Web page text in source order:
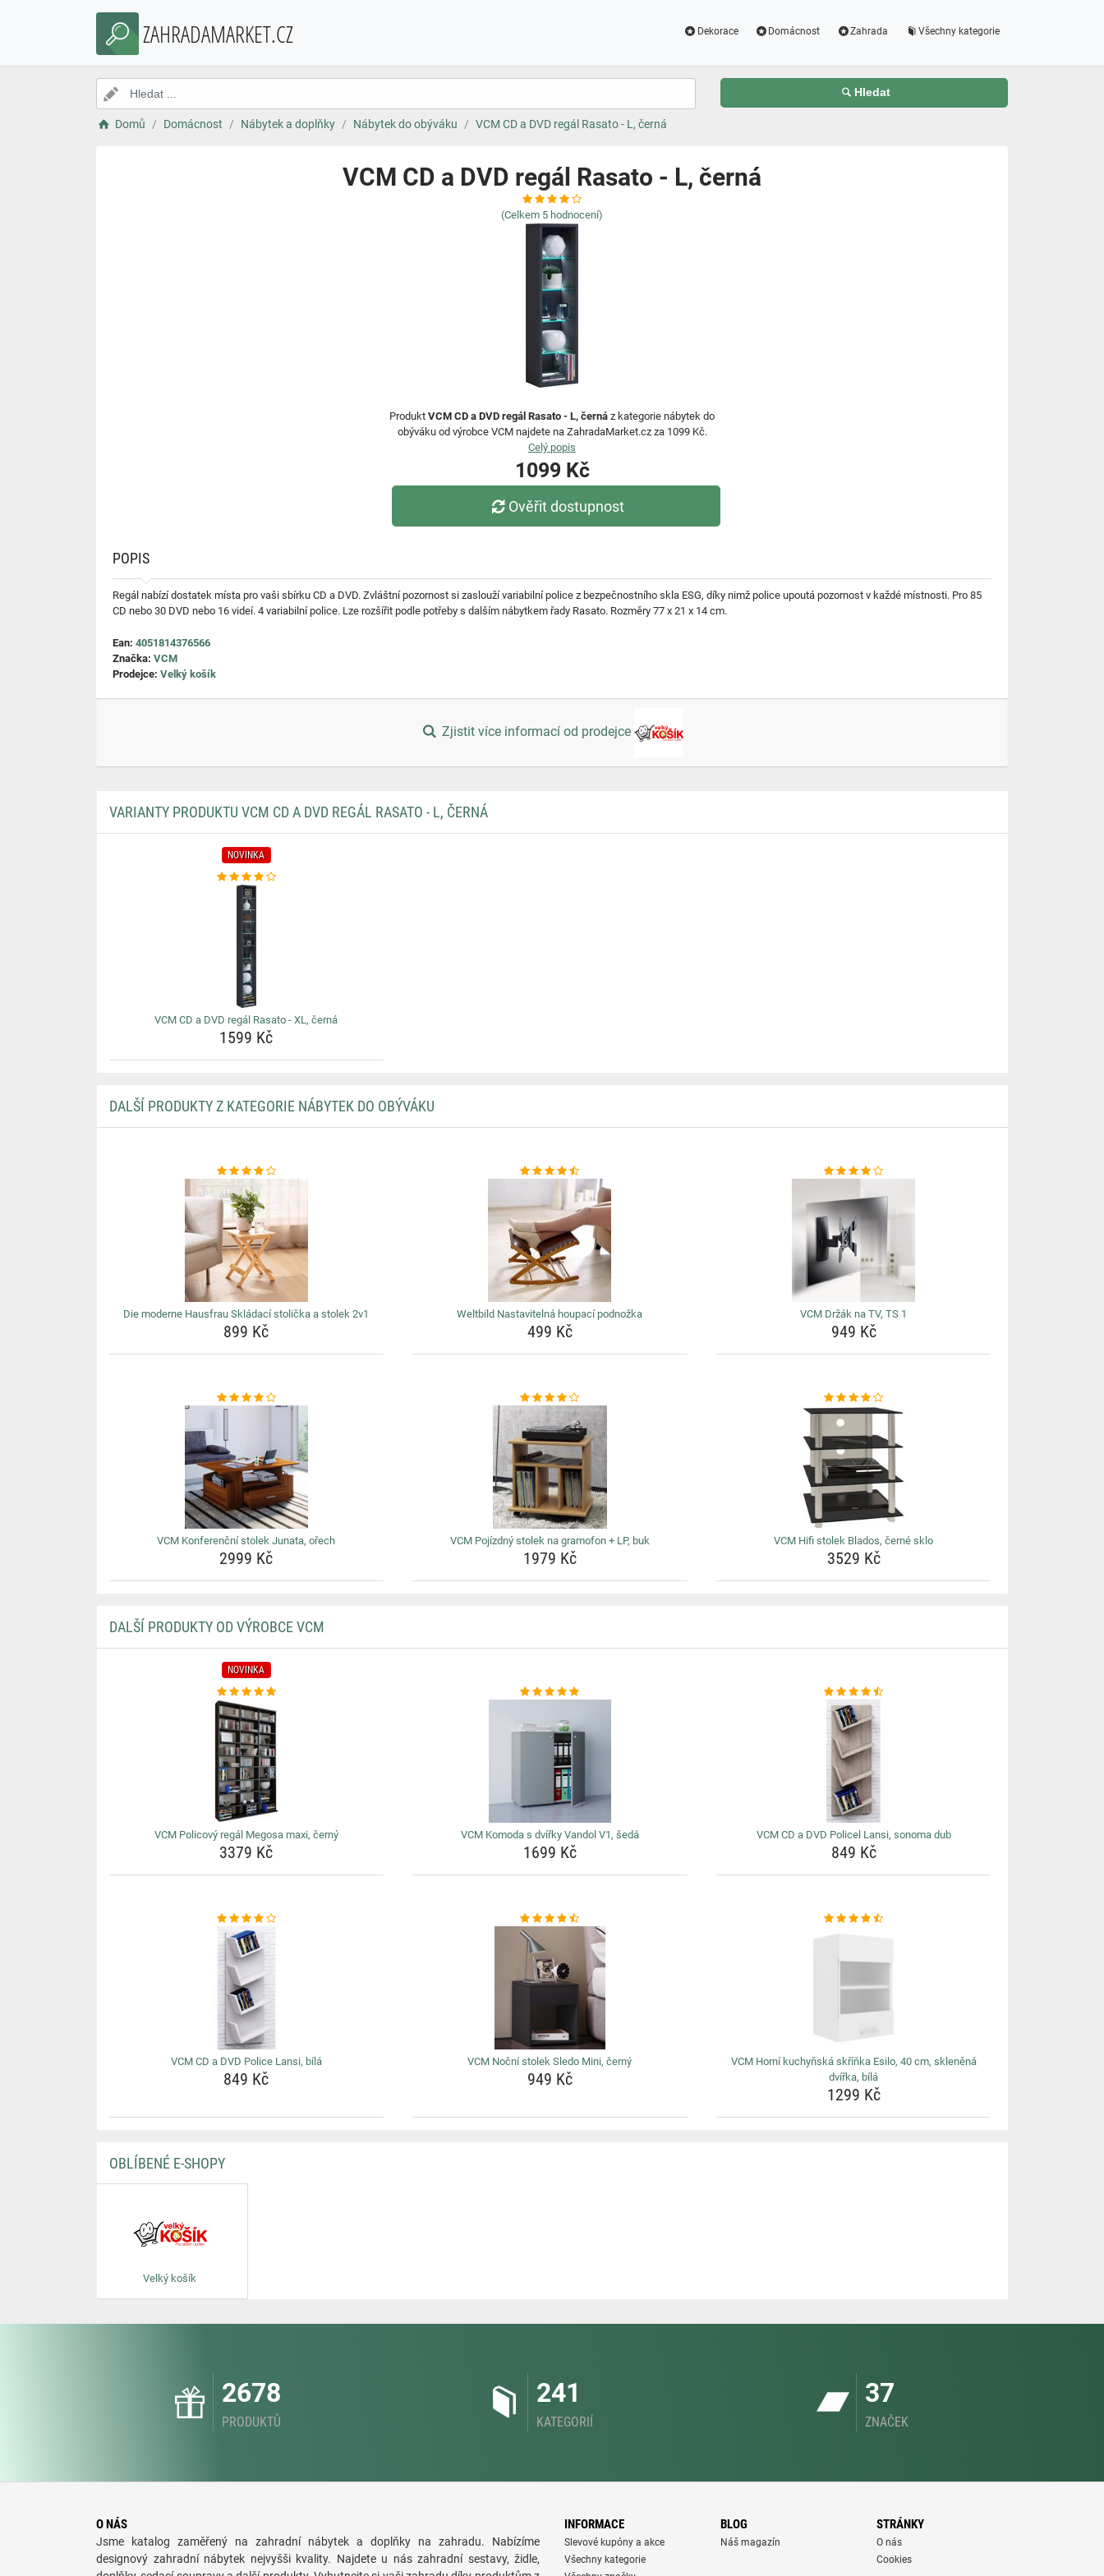
ZAHRADAMARKET.CZ Dekorace Domácnost Zahrada Všechny kategorie
Hledat
Domů Domácnost Nábytek a doplňky Nábytek do obýváku VCM CD a DVD regál Rasato - L, černá
VCM CD a DVD regál Rasato - L, černá
(Celkem 5 hodnocení)
Produkt VCM CD a DVD regál Rasato - L, černá z kategorie nábytek do
obýváku od výrobce VCM najdete na ZahradaMarket.cz za 1099 Kč.
Celý popis
1099 Kč
Ověřit dostupnost
POPIS
Regál nabízí dostatek místa pro vaši sbírku CD a DVD. Zvláštní pozornost si zaslouží variabilní police z bezpečnostního skla ESG, díky nimž police upoutá pozornost v každé místnosti. Pro 85
CD nebo 30 DVD nebo 16 videí. 4 variabilní police. Lze rozšířit podle potřeby s dalším nábytkem řady Rasato. Rozměry 77 x 21 x 14 cm.
Ean: 4051814376566
Značka: VCM
Prodejce: Velký košík
Zjistit více informací od prodejce
VARIANTY PRODUKTU VCM CD A DVD REGÁL RASATO - L, ČERNÁ
NOVINKA
VCM CD a DVD regál Rasato - XL, černá
1599 Kč
DALŠÍ PRODUKTY Z KATEGORIE NÁBYTEK DO OBÝVÁKU
Die moderne Hausfrau Skládací stolička a stolek 2v1
899 Kč
Weltbild Nastavitelná houpací podnožka
499 Kč
VCM Držák na TV, TS 1
949 Kč
VCM Konferenční stolek Junata, ořech
2999 Kč
VCM Pojízdný stolek na gramofon + LP, buk
1979 Kč
VCM Hifi stolek Blados, černé sklo
3529 Kč
DALŠÍ PRODUKTY OD VÝROBCE VCM
NOVINKA
VCM Policový regál Megosa maxi, černý
3379 Kč
VCM Komoda s dvířky Vandol V1, šedá
1699 Kč
VCM CD a DVD Policel Lansi, sonoma dub
849 Kč
VCM CD a DVD Police Lansi, bílá
849 Kč
VCM Noční stolek Sledo Mini, černý
949 Kč
VCM Horní kuchyňská skříňka Esilo, 40 cm, skleněná
dvířka, bílá
1299 Kč
OBLÍBENÉ E-SHOPY
Velký košík
2678
PRODUKTŮ
241
KATEGORIÍ
37
ZNAČEK
O NÁS
Jsme katalog zaměřený na zahradní nábytek a doplňky na zahradu. Nabízíme
designový zahradní nábytek nejvyšši kvality. Najdete u nás zahradní sestavy, židle,
INFORMACE
Slevové kupóny a akce
Všechny kategorie
BLOG
Náš magazín
STRÁNKY
O nás
Cookies